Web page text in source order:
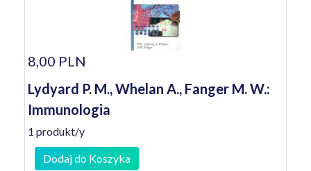
8,00 PLN
Lydyard P. M., Whelan A., Fanger M. W.:
Immunologia
1 produkt/y
Dodaj do Koszyka